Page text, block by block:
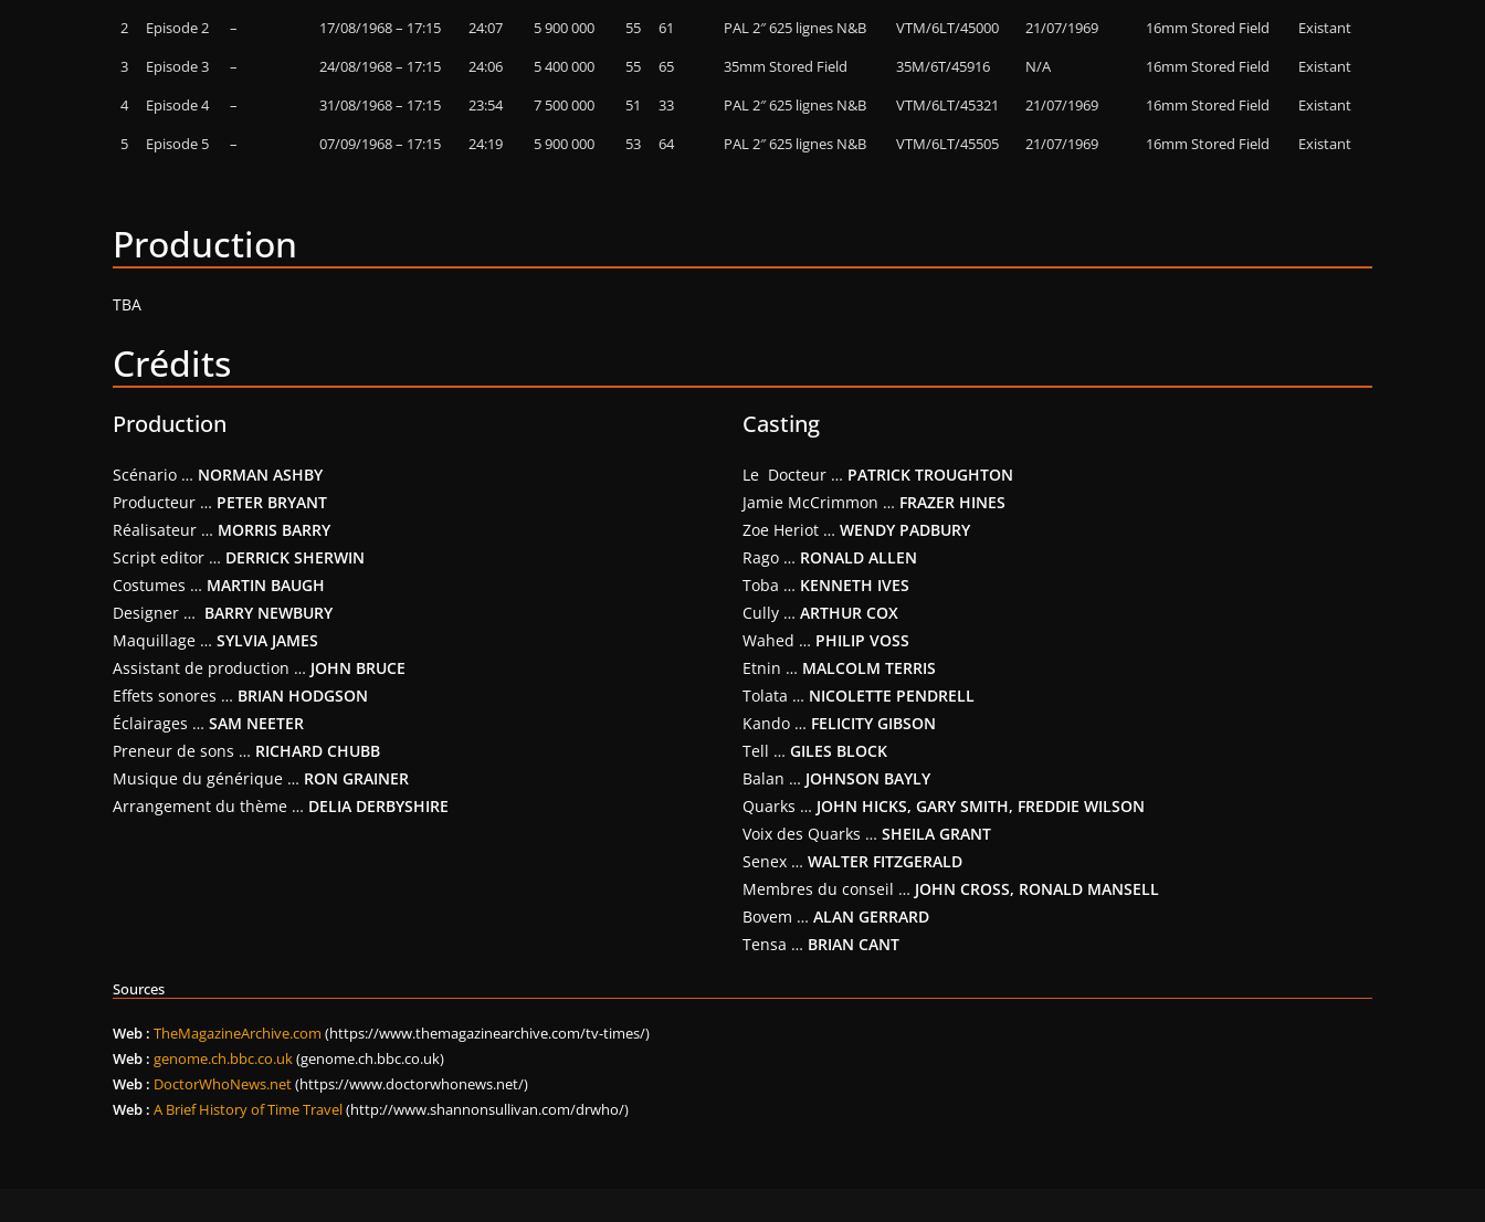
2
Episode 2 – 17/08/1968 – 17:15 24:07 5 900 000 55 61 PAL 2″ 625 lignes N&B VTM/6LT/45000 21/07/1969 16mm Stored Field
Existant
3
Episode 3 – 24/08/1968 – 17:15 24:06 5 400 000 55 65 35mm Stored Field 35M/6T/45916 N/A 16mm Stored Field
Existant
4
Episode 4 – 31/08/1968 – 17:15 23:54 7 500 000 51 33 PAL 2″ 625 lignes N&B VTM/6LT/45321 21/07/1969 16mm Stored Field
Existant
5
Episode 5 – 07/09/1968 – 17:15 24:19 5 900 000 53 64 PAL 2″ 625 lignes N&B VTM/6LT/45505 21/07/1969 16mm Stored Field Existant
Production
TBA
Crédits
Production
Scénario … NORMAN ASHBY
Producteur … PETER BRYANT
Réalisateur … MORRIS BARRY
Script editor … DERRICK SHERWIN
Costumes … MARTIN BAUGH
Designer … BARRY NEWBURY
Maquillage … SYLVIA JAMES
Assistant de production … JOHN BRUCE
Effets sonores … BRIAN HODGSON
Éclairages … SAM NEETER
Preneur de sons … RICHARD CHUBB
Musique du générique … RON GRAINER
Arrangement du thème … DELIA DERBYSHIRE
Casting
Le Docteur … PATRICK TROUGHTON
Jamie McCrimmon … FRAZER HINES
Zoe Heriot … WENDY PADBURY
Rago … RONALD ALLEN
Toba … KENNETH IVES
Cully … ARTHUR COX
Wahed … PHILIP VOSS
Etnin … MALCOLM TERRIS
Tolata … NICOLETTE PENDRELL
Kando … FELICITY GIBSON
Tell … GILES BLOCK
Balan … JOHNSON BAYLY
Quarks … JOHN HICKS, GARY SMITH, FREDDIE WILSON
Voix des Quarks … SHEILA GRANT
Senex … WALTER FITZGERALD
Membres du conseil … JOHN CROSS, RONALD MANSELL
Bovem … ALAN GERRARD
Tensa … BRIAN CANT
Sources
Web : TheMagazineArchive.com (https://www.themagazinearchive.com/tv-times/)
Web : genome.ch.bbc.co.uk(genome.ch.bbc.co.uk)
Web : DoctorWhoNews.net(https://www.doctorwhonews.net/)
Web : A Brief History of Time Travel(http://www.shannonsullivan.com/drwho/)